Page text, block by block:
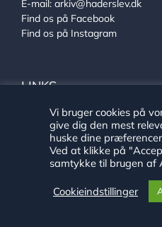
E-mail: arkiv@haderslev.dk
Find os på Facebook
Find os på Instagram
LINKS
Ehlers Samlingen
Von Oberbergs hus
Sønderjysk arkivsamarbejde
Vi bruger cookies på
give dig den mest
huske dine
Ved at klikke på
samtykke til brugen af
Cookieindstillinger